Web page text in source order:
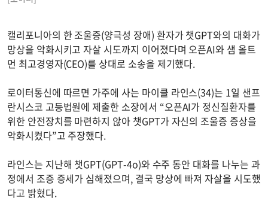
캘리포니아의 한 조울증(양극성 장애) 환자가 챗GPT와의 대화가
망상을 악화시키고 자살 시도까지 이어졌다며 오픈AI와 샘 올트
먼 최고경영자(CEO)를 상대로 소송을 제기했다.
로이터통신에 따르면 가주에 사는 마이클 라인스(34)는 1일 샌프
란시스코 고등법원에 제출한 소장에서 “오픈AI가 정신질환자를
위한 안전장치를 마련하지 않아 챗GPT가 자신의 조울증 증상을
악화시켰다”고 주장했다.
라인스는 지난해 챗GPT(GPT-4o)와 수주 동안 대화를 나누는 과
정에서 조증 증세가 심해졌으며, 결국 망상에 빠져 자살을 시도했
다고 밝혔다.